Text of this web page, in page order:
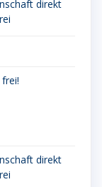
direkt
direkt